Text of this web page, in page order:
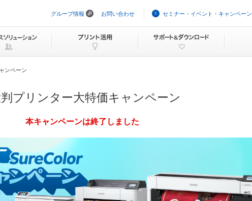
ビ
ョ
ッ
グループ情報 お問い合わせ セミナー・イベント・キャンペーン
ンペーン
プリンター大特価キャンペーン
本キャンペーンは終了しました